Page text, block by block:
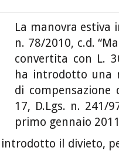
La manovra estiva
n. 78/2010, c.d.
convertita con L.
ha introdotto una
di
17, D.Lgs. n. 241/
primo gennaio
il divieto,